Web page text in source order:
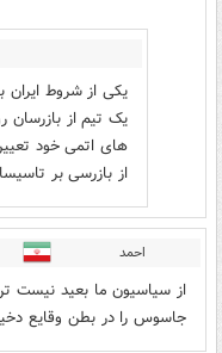
یکی از شروط ایران
یک تیم از بازرسان
های اتمی خود
از بازرسی بر
احمد
از سیاسیون ما بعید نیست
جاسوس را در بطن وقایع